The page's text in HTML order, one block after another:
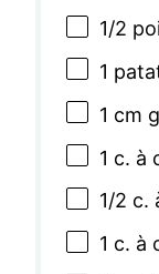
1/2
1
1 cm
1 c. à
1/2 c.
1 c. à